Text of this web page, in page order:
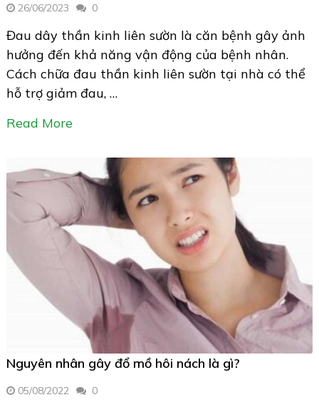
26/06/2023 0
Đau dây thần kinh liên sườn là căn bệnh gây ảnh
hưởng đến khả năng vận động của bệnh nhân.
Cách chữa đau thần kinh liên sườn tại nhà có thể
hỗ trợ giảm đau, …
Read More
Nguyên nhân gây đổ mồ hôi nách là gì?
05/08/2022 0